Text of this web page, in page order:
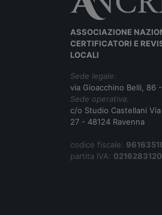
ASSOCIAZIONE
CERTIFICATORI E
LOCALI
Sede legale:
via Gioacchino Belli, 86
Sede operativa:
c/o Studio Castellani
27 - 48124 Ravenna
codice fiscale:
partita IVA: